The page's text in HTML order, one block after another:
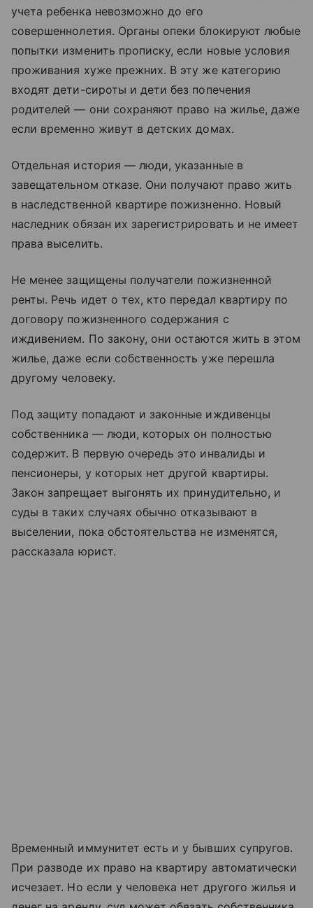
учета ребенка невозможно до его
совершеннолетия. Органы опеки блокируют любые
попытки изменить прописку, если новые условия
проживания хуже прежних. В эту же категорию
входят дети-сироты и дети без попечения
родителей — они сохраняют право на жилье, даже
если временно живут в детских домах.
Отдельная история — люди, указанные в
завещательном отказе. Они получают право жить
в наследственной квартире пожизненно. Новый
наследник обязан их зарегистрировать и не имеет
права выселить.
Не менее защищены получатели пожизненной
ренты. Речь идет о тех, кто передал квартиру по
договору пожизненного содержания с
иждивением. По закону, они остаются жить в этом
жилье, даже если собственность уже перешла
другому человеку.
Под защиту попадают и законные иждивенцы
собственника — люди, которых он полностью
содержит. В первую очередь это инвалиды и
пенсионеры, у которых нет другой квартиры.
Закон запрещает выгонять их принудительно, и
суды в таких случаях обычно отказывают в
выселении, пока обстоятельства не изменятся,
рассказала юрист.
Временный иммунитет есть и у бывших супругов.
При разводе их право на квартиру автоматически
исчезает. Но если у человека нет другого жилья и